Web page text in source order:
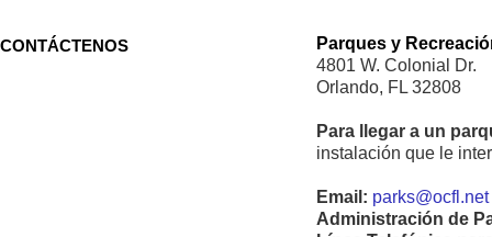
CONTÁCTENOS
Parques y
4801 W. Colonial Dr.
Orlando, FL 32808
Para llegar a un
instalación que le
Email: parks@ocfl.net
Administración de